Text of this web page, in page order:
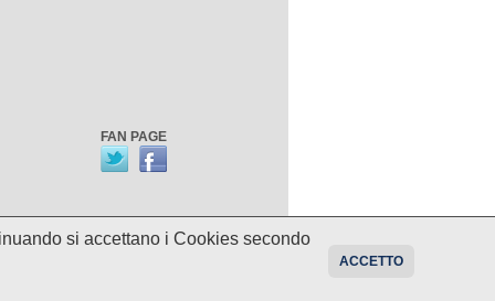
FAN PAGE
programmi potrebbero essere
si accettano i Cookies secondo
ACCETTO